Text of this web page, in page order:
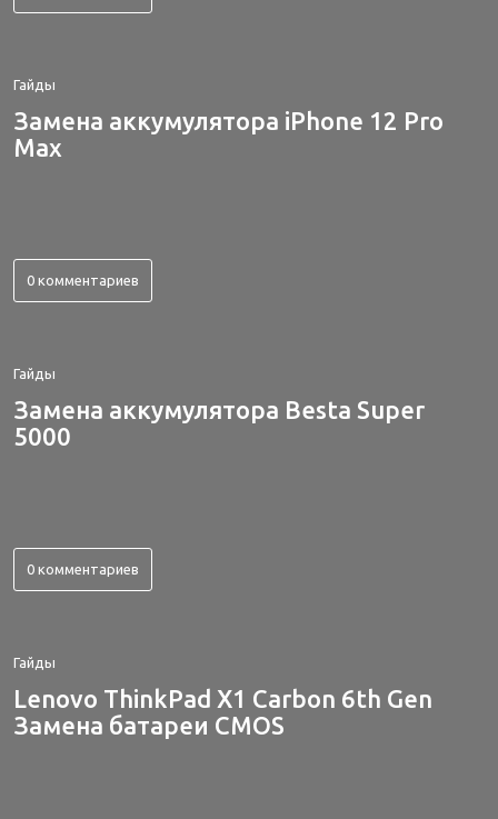
Гайды
Замена аккумулятора iPhone 12 Pro
Max
0 комментариев
Гайды
Замена аккумулятора Besta Super
5000
0 комментариев
Гайды
Lenovo ThinkPad X1 Carbon 6th Gen
Замена батареи CMOS